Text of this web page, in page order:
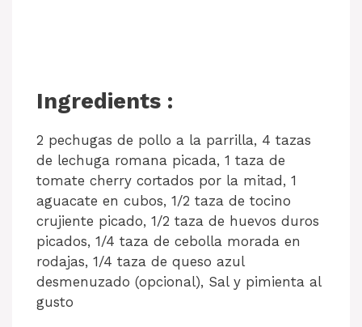
Ingredients :
2 pechugas de pollo a la parrilla, 4 tazas
de lechuga romana picada, 1 taza de
tomate cherry cortados por la mitad, 1
aguacate en cubos, 1/2 taza de tocino
crujiente picado, 1/2 taza de huevos duros
picados, 1/4 taza de cebolla morada en
rodajas, 1/4 taza de queso azul
desmenuzado (opcional), Sal y pimienta al
gusto